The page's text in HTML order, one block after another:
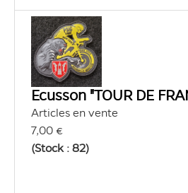
Ecusson "TOUR DE
Articles en vente
7,00 €
(Stock : 82)